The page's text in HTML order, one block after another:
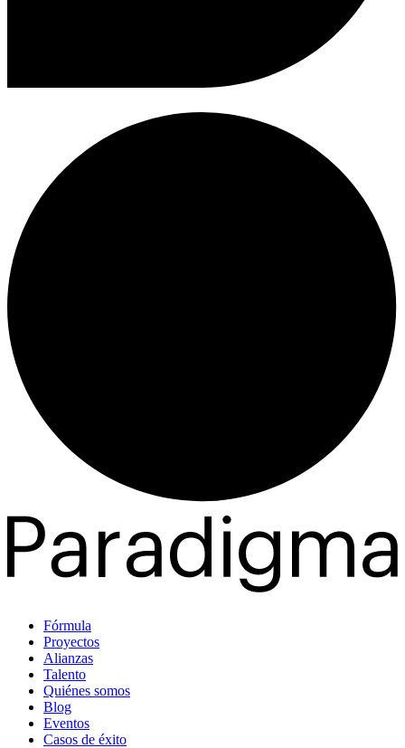
Fórmula
Proyectos
Alianzas
Talento
Quiénes somos
Blog
Eventos
Casos de éxito